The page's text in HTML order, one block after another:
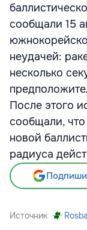
сообщали 15
неудачей:
несколько
После этого
сообщали,
новой
радиуса
Источник